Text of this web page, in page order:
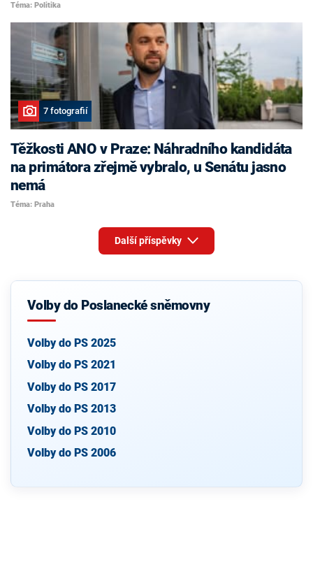
Téma: Politika
7 fotografií
Těžkosti ANO v Praze: Náhradního kandidáta
na primátora zřejmě vybralo, u Senátu jasno
nemá
Téma: Praha
Další příspěvky
Volby do Poslanecké sněmovny
Volby do PS 2025
Volby do PS 2021
Volby do PS 2017
Volby do PS 2013
Volby do PS 2010
Volby do PS 2006